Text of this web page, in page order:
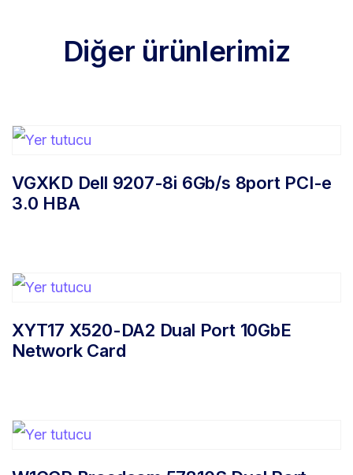
Diğer ürünlerimiz
VGXKD Dell 9207-8i 6Gb/s 8port PCI-e
3.0 HBA
XYT17 X520-DA2 Dual Port 10GbE
Network Card